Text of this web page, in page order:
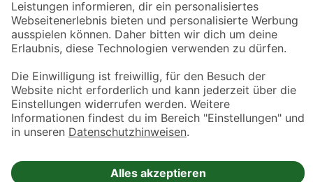
© 2026 Fressnapf Tiernahrungs GmbH
Westpreußenstraße 32-38
47809 Krefeld
Tierversicherung
GPS-Tracker
Fressnapf Salon
Online-Shop